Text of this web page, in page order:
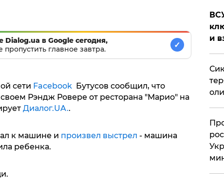
Dialog.ua в Google сегодня,
пропустить главное завтра.
✓
сети Facebook Бутусов сообщил, что
Рэндж Ровере от ресторана "Марио" на
Диалог.UA..
к машине и произвел выстрел - машина
ребенка.
и